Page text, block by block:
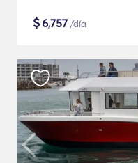
$6,757 /día